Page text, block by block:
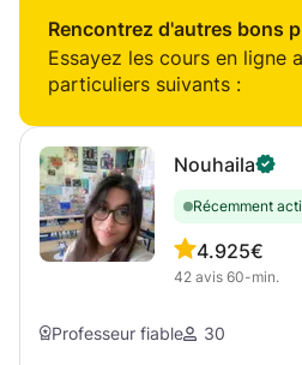
Rencontrez d'autres bons
Essayez les cours en ligne
particuliers suivants :
Nouhaila
Récemment
4.9
42 avis
25€
60-min.
Professeur fiable 30